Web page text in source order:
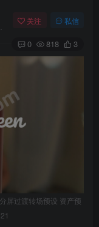
关注 私信
0 818 3
屏过渡转场预设 资产预